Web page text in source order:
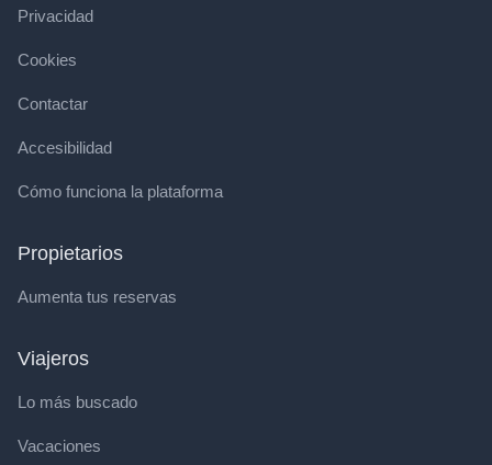
Privacidad
Cookies
Contactar
Accesibilidad
Cómo funciona la plataforma
Propietarios
Aumenta tus reservas
Viajeros
Lo más buscado
Vacaciones